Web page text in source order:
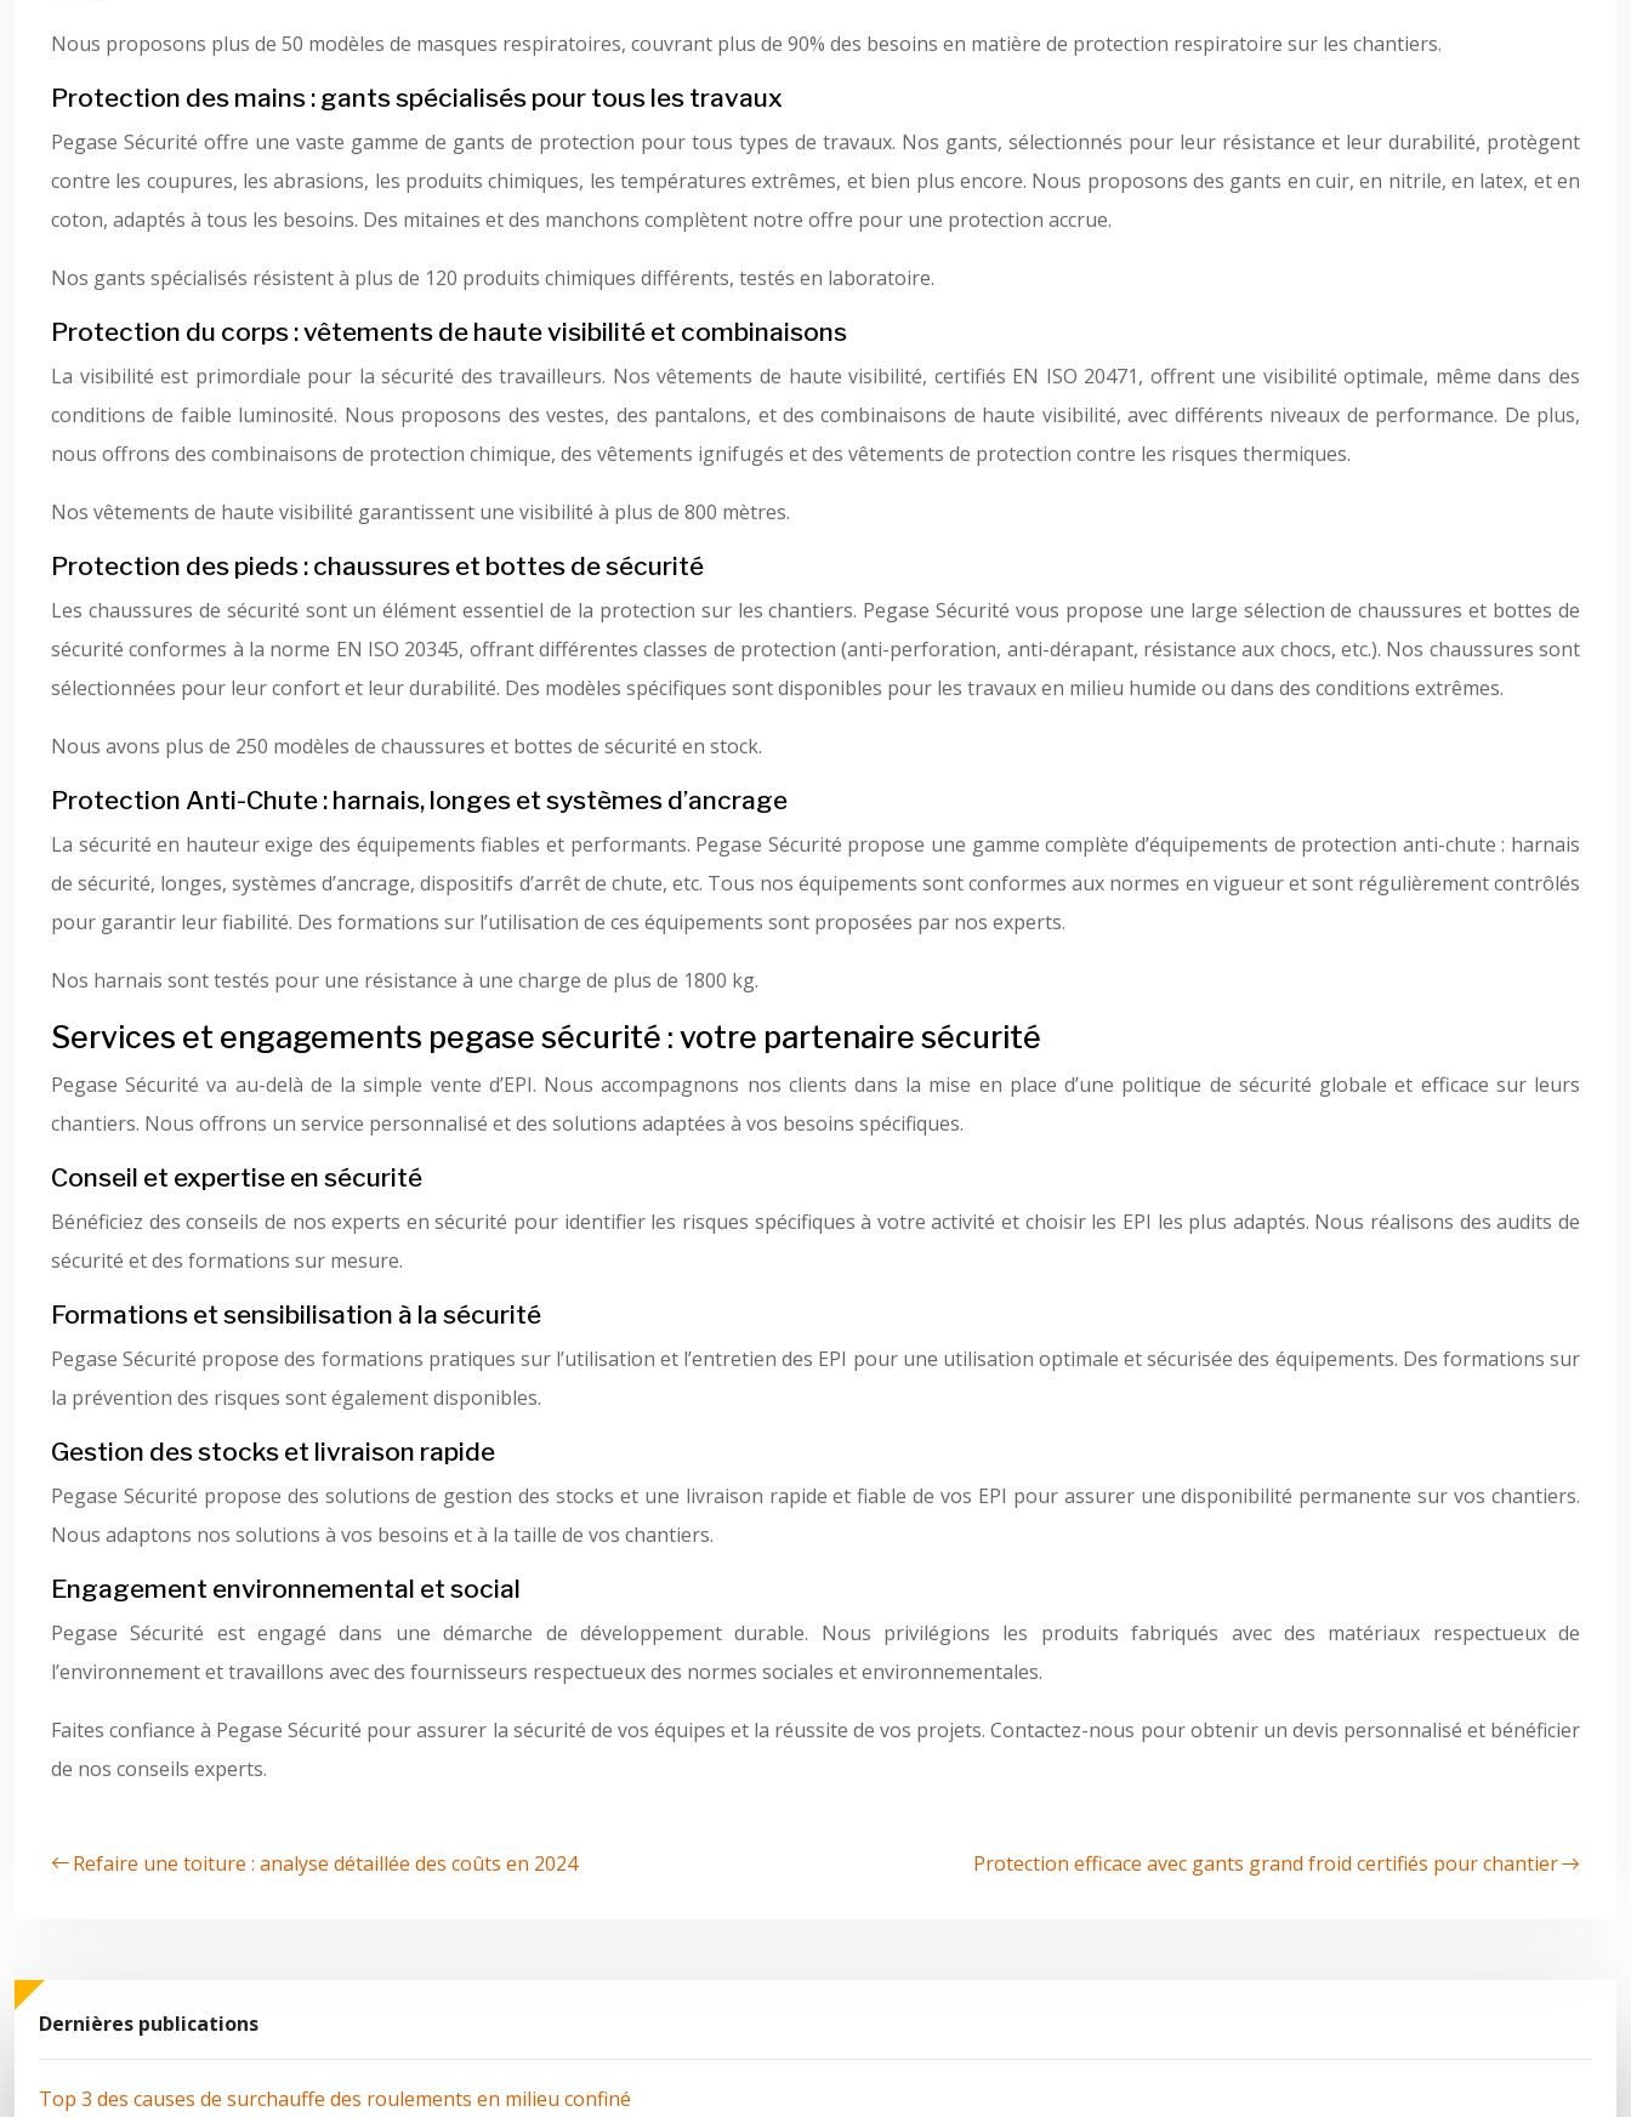
Nous proposons plus de 50 modèles de masques respiratoires, couvrant plus de 90% des besoins en matière de protection respiratoire sur les chantiers.
Protection des mains : gants spécialisés pour tous les travaux
Pegase Sécurité offre une vaste gamme de gants de protection pour tous types de travaux. Nos gants, sélectionnés pour leur résistance et leur durabilité, protègent
contre les coupures, les abrasions, les produits chimiques, les températures extrêmes, et bien plus encore. Nous proposons des gants en cuir, en nitrile, en latex, et en
coton, adaptés à tous les besoins. Des mitaines et des manchons complètent notre offre pour une protection accrue.
Nos gants spécialisés résistent à plus de 120 produits chimiques différents, testés en laboratoire.
Protection du corps : vêtements de haute visibilité et combinaisons
La visibilité est primordiale pour la sécurité des travailleurs. Nos vêtements de haute visibilité, certifiés EN ISO 20471, offrent une visibilité optimale, même dans des
conditions de faible luminosité. Nous proposons des vestes, des pantalons, et des combinaisons de haute visibilité, avec différents niveaux de performance. De plus,
nous offrons des combinaisons de protection chimique, des vêtements ignifugés et des vêtements de protection contre les risques thermiques.
Nos vêtements de haute visibilité garantissent une visibilité à plus de 800 mètres.
Protection des pieds : chaussures et bottes de sécurité
Les chaussures de sécurité sont un élément essentiel de la protection sur les chantiers. Pegase Sécurité vous propose une large sélection de chaussures et bottes de
sécurité conformes à la norme EN ISO 20345, offrant différentes classes de protection (anti-perforation, anti-dérapant, résistance aux chocs, etc.). Nos chaussures sont
sélectionnées pour leur confort et leur durabilité. Des modèles spécifiques sont disponibles pour les travaux en milieu humide ou dans des conditions extrêmes.
Nous avons plus de 250 modèles de chaussures et bottes de sécurité en stock.
Protection Anti-Chute : harnais, longes et systèmes d’ancrage
La sécurité en hauteur exige des équipements fiables et performants. Pegase Sécurité propose une gamme complète d’équipements de protection anti-chute : harnais
de sécurité, longes, systèmes d’ancrage, dispositifs d’arrêt de chute, etc. Tous nos équipements sont conformes aux normes en vigueur et sont régulièrement contrôlés
pour garantir leur fiabilité. Des formations sur l’utilisation de ces équipements sont proposées par nos experts.
Nos harnais sont testés pour une résistance à une charge de plus de 1800 kg.
Services et engagements pegase sécurité : votre partenaire sécurité
Pegase Sécurité va au-delà de la simple vente d’EPI. Nous accompagnons nos clients dans la mise en place d’une politique de sécurité globale et efficace sur leurs
chantiers. Nous offrons un service personnalisé et des solutions adaptées à vos besoins spécifiques.
Conseil et expertise en sécurité
Bénéficiez des conseils de nos experts en sécurité pour identifier les risques spécifiques à votre activité et choisir les EPI les plus adaptés. Nous réalisons des audits de
sécurité et des formations sur mesure.
Formations et sensibilisation à la sécurité
Pegase Sécurité propose des formations pratiques sur l’utilisation et l’entretien des EPI pour une utilisation optimale et sécurisée des équipements. Des formations sur
la prévention des risques sont également disponibles.
Gestion des stocks et livraison rapide
Pegase Sécurité propose des solutions de gestion des stocks et une livraison rapide et fiable de vos EPI pour assurer une disponibilité permanente sur vos chantiers.
Nous adaptons nos solutions à vos besoins et à la taille de vos chantiers.
Engagement environnemental et social
Pegase Sécurité est engagé dans une démarche de développement durable. Nous privilégions les produits fabriqués avec des matériaux respectueux de
l’environnement et travaillons avec des fournisseurs respectueux des normes sociales et environnementales.
Faites confiance à Pegase Sécurité pour assurer la sécurité de vos équipes et la réussite de vos projets. Contactez-nous pour obtenir un devis personnalisé et bénéficier
de nos conseils experts.
Refaire une toiture : analyse détaillée des coûts en 2024 Protection efficace avec gants grand froid certifiés pour chantier
Dernières publications
Top 3 des causes de surchauffe des roulements en milieu confiné